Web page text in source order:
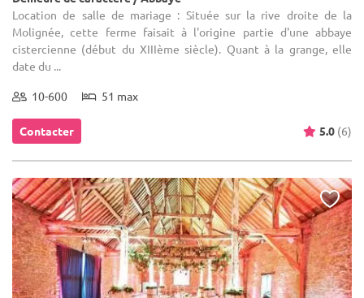
Location de salle de mariage : Située sur la rive droite de la
Molignée, cette ferme faisait à l'origine partie d'une abbaye
cistercienne (début du XIIIème siècle). Quant à la grange, elle
date du ...
10-600 51 max
Contacter 5.0 (6)